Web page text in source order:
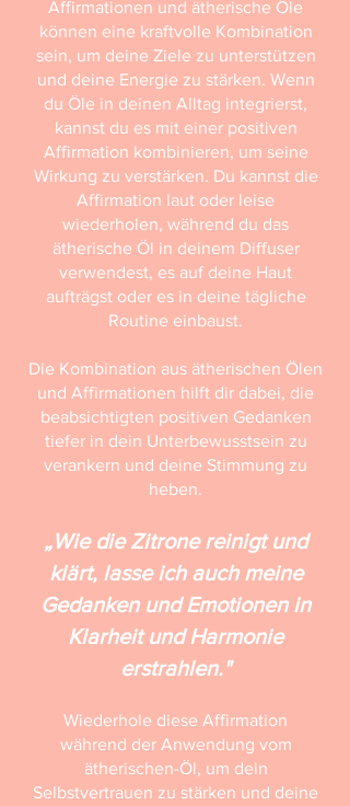
Affirmationen und ätherische Öle
können eine kraftvolle Kombination
sein, um deine Ziele zu unterstützen
und deine Energie zu stärken. Wenn
du Öle in deinen Alltag integrierst,
kannst du es mit einer positiven
Affirmation kombinieren, um seine
Wirkung zu verstärken. Du kannst die
Affirmation laut oder leise
wiederholen, während du das
ätherische Öl in deinem Diffuser
verwendest, es auf deine Haut
aufträgst oder es in deine tägliche
Routine einbaust.
Die Kombination aus ätherischen Ölen
und Affirmationen hilft dir dabei, die
beabsichtigten positiven Gedanken
tiefer in dein Unterbewusstsein zu
verankern und deine Stimmung zu
heben.
„Wie die Zitrone reinigt und
klärt, lasse ich auch meine
Gedanken und Emotionen in
Klarheit und Harmonie
erstrahlen."
Wiederhole diese Affirmation
während der Anwendung vom
ätherischen-Öl, um dein
Selbstvertrauen zu stärken und deine